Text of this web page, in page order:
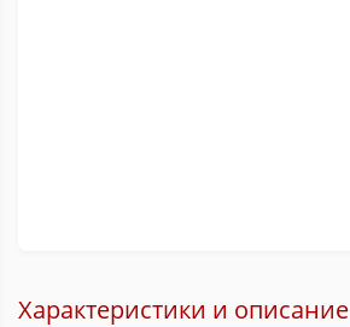
Характеристики и описание